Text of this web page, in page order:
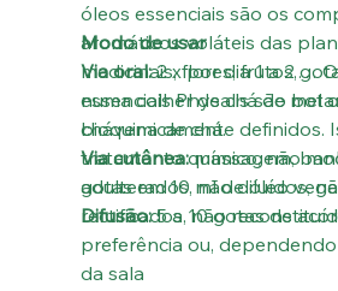
óleos essenciais são os
aromáticos voláteis das
medicinais, flores, frutos,…
essenciais Physalis são
bioquimicamente definidos.
tratamento químico, não
adulterados, não diluídos,
rectificados, não
Modo de usar
Via oral:2 x por dia 1 a 2
numa colher de chá de mel
chávena de chá.
Via cutânea:massagem,
gotas em 10 ml de óleo
Difusão:5 a 10 gotas de
preferência ou,
da sala